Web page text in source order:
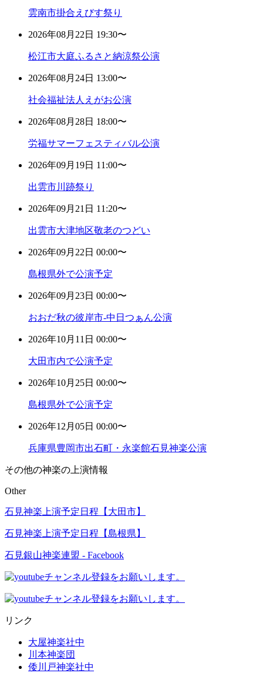
雲南市掛合えびす祭り
2026年08月22日 19:30〜
松江市大庭ふるさと納涼祭公演
2026年08月24日 13:00〜
社会福祉法人えがお公演
2026年08月28日 18:00〜
労福サマーフェスティバル公演
2026年09月19日 11:00〜
出雲市川跡祭り
2026年09月21日 11:20〜
出雲市大津地区敬老のつどい
2026年09月22日 00:00〜
島根県外で公演予定
2026年09月23日 00:00〜
おおだ秋の彼岸市-中日つぁん公演
2026年10月11日 00:00〜
大田市内で公演予定
2026年10月25日 00:00〜
島根県外で公演予定
2026年12月05日 00:00〜
兵庫県豊岡市出石町・永楽館石見神楽公演
その他の神楽の上演情報
Other
石見神楽上演予定日程【大田市】
石見神楽上演予定日程【島根県】
石見銀山神楽連盟 - Facebook
リンク
大屋神楽社中
川本神楽団
倭川戸神楽社中